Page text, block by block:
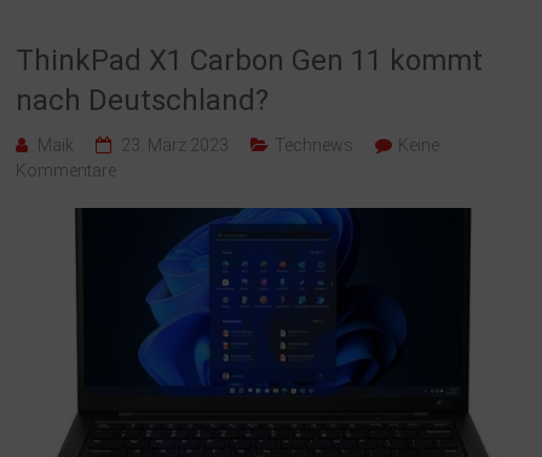
ThinkPad X1 Carbon Gen 11 kommt
nach Deutschland?
Maik 23. März 2023 Technews
Keine
Kommentare